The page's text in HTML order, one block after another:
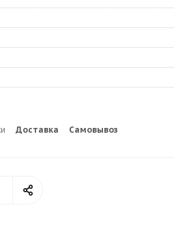
Доставка Самовывоз